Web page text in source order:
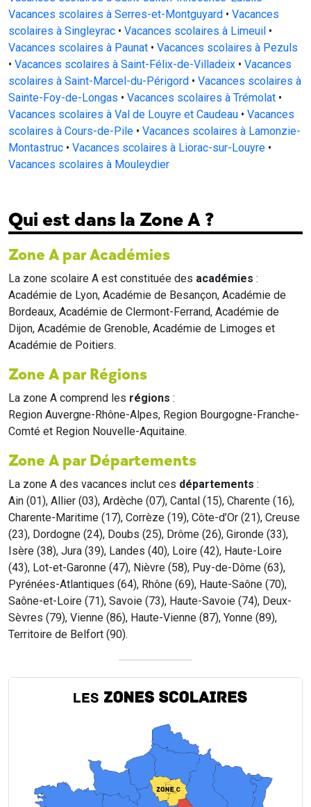
Vacances scolaires à Serres-et-Montguyard • Vacances
scolaires à Singleyrac • Vacances scolaires à Limeuil •
Vacances scolaires à Paunat • Vacances scolaires à Pezuls
• Vacances scolaires à Saint-Félix-de-Villadeix • Vacances
scolaires à Saint-Marcel-du-Périgord • Vacances scolaires à
Sainte-Foy-de-Longas • Vacances scolaires à Trémolat •
Vacances scolaires à Val de Louyre et Caudeau • Vacances
scolaires à Cours-de-Pile • Vacances scolaires à Lamonzie-
Montastruc • Vacances scolaires à Liorac-sur-Louyre •
Vacances scolaires à Mouleydier
Qui est dans la Zone A ?
Zone A par Académies
La zone scolaire A est constituée des académies :
Académie de Lyon, Académie de Besançon, Académie de
Bordeaux, Académie de Clermont-Ferrand, Académie de
Dijon, Académie de Grenoble, Académie de Limoges et
Académie de Poitiers.
Zone A par Régions
La zone A comprend les régions :
Region Auvergne-Rhône-Alpes, Region Bourgogne-Franche-
Comté et Region Nouvelle-Aquitaine.
Zone A par Départements
La zone A des vacances inclut ces départements :
Ain (01), Allier (03), Ardèche (07), Cantal (15), Charente (16),
Charente-Maritime (17), Corrèze (19), Côte-d’Or (21), Creuse
(23), Dordogne (24), Doubs (25), Drôme (26), Gironde (33),
Isère (38), Jura (39), Landes (40), Loire (42), Haute-Loire
(43), Lot-et-Garonne (47), Nièvre (58), Puy-de-Dôme (63),
Pyrénées-Atlantiques (64), Rhône (69), Haute-Saône (70),
Saône-et-Loire (71), Savoie (73), Haute-Savoie (74), Deux-
Sèvres (79), Vienne (86), Haute-Vienne (87), Yonne (89),
Territoire de Belfort (90).